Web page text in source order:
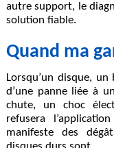
autre support, le
solution fiable.
Quand ma
Lorsqu’un disque,
d’une panne liée à
chute, un choc
refusera
manifeste des